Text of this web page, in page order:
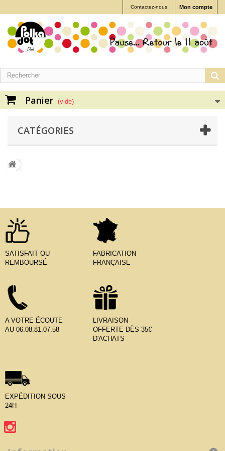
Mon compte
Contactez-nous
Panier (vide)
CATÉGORIES
SATISFAIT OU
REMBOURSÉ
FABRICATION
FRANÇAISE
A VOTRE ÉCOUTE
AU 06.08.81.07.58
LIVRAISON
OFFERTE DÈS 35€
D'ACHATS
EXPÉDITION SOUS
24H